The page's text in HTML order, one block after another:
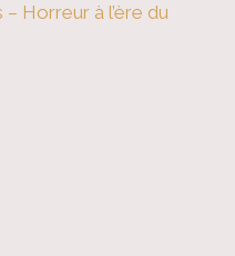
Horreur à l’ère du